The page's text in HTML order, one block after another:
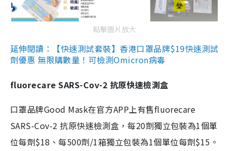
點擊圖片放大
延伸閱讀：【快速測試套裝】香港口罩品牌$19快速測試
劑優惠 無限購數量！可檢測Omicron病毒
fluorecare SARS-Cov-2 抗原快速檢測盒
口罩品牌Good Mask在官方APP上有售fluorecare
SARS-Cov-2 抗原快速檢測盒，每20劑獨立包裝為1個單
位每劑$18、每500劑/1箱獨立包裝為1個單位每劑$15。